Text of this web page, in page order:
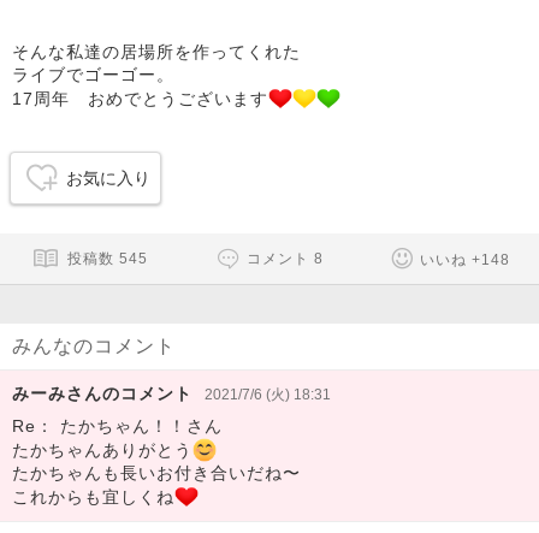
そんな私達の居場所を作ってくれた
ライブでゴーゴー。
17周年 おめでとうございます
お気に入り
投稿数 545 コメント 8 いいね +148
みんなのコメント
みーみさんのコメント 2021/7/6 (火) 18:31
Re： たかちゃん！！さん
たかちゃんありがとう
たかちゃんも長いお付き合いだね〜
これからも宜しくね